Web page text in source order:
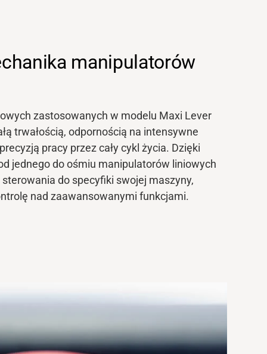
manipulatorów
zastosowanych w modelu Maxi Lever
trwałością, odpornością na intensywne
pracy przez cały cykl życia. Dzięki
jednego do ośmiu manipulatorów liniowych
sterowania do specyfiki swojej maszyny,
nad zaawansowanymi funkcjami.